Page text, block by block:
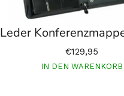
Leder
€129,95
IN DEN WARENKORB